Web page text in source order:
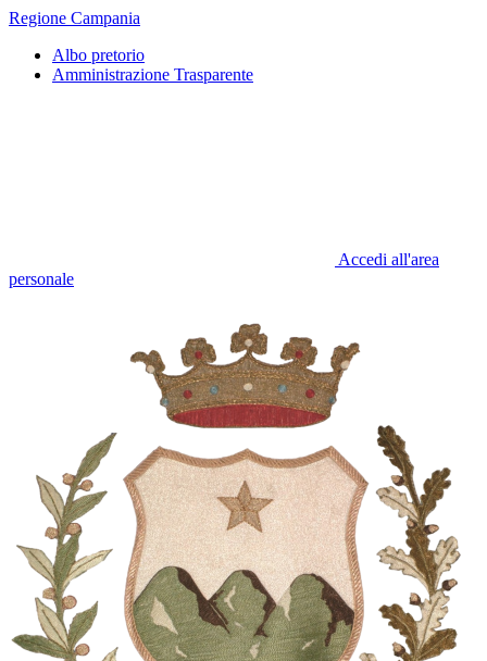
Regione Campania
Albo pretorio
Amministrazione Trasparente
Accedi all'area
personale